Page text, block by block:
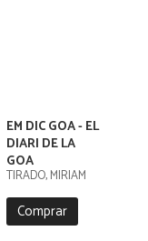
EM DIC GOA - EL
DIARI DE LA
GOA
TIRADO, MIRIAM
Comprar